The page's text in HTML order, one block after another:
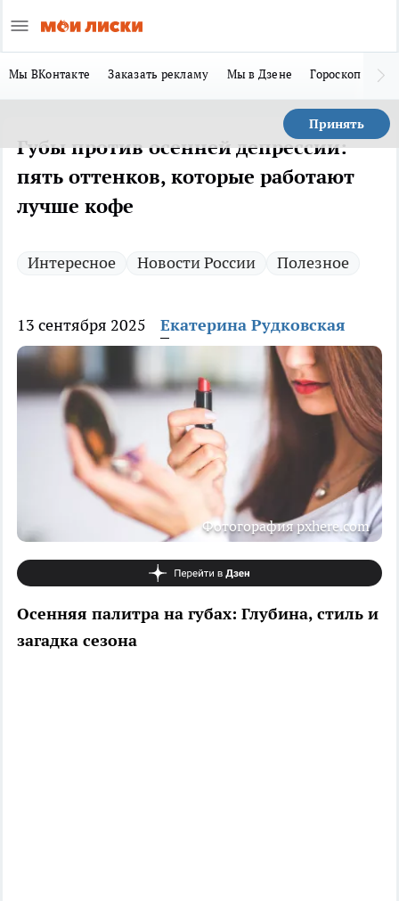
Мы ВКонтакте Заказать рекламу Мы в Дзене Гороскоп
Принять
Губы против осенней депрессии:
пять оттенков, которые работают
лучше кофе
Интересное Новости России Полезное
13 сентября 2025 Екатерина Рудковская
Фотогорафия pxhere.com
Осенняя палитра на губах: Глубина, стиль и
загадка сезона